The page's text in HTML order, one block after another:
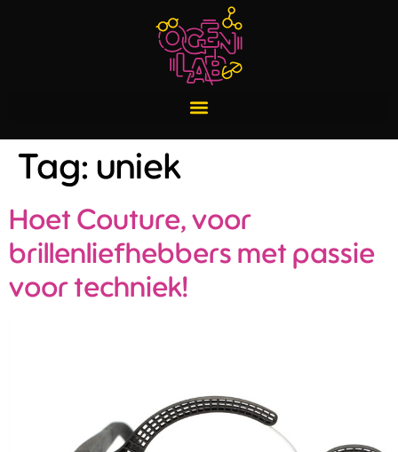
Tag: uniek
Hoet Couture, voor
brillenliefhebbers met passie
voor techniek!